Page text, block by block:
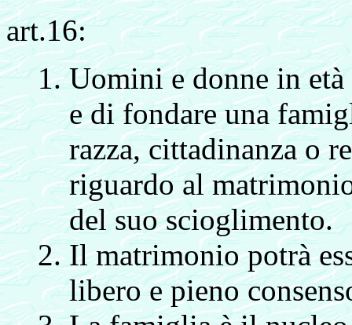
art.16:
Uomini e donne in
e di fondare una
razza, cittadinanza o
riguardo al
del suo scioglimento.
Il matrimonio potrà
libero e pieno